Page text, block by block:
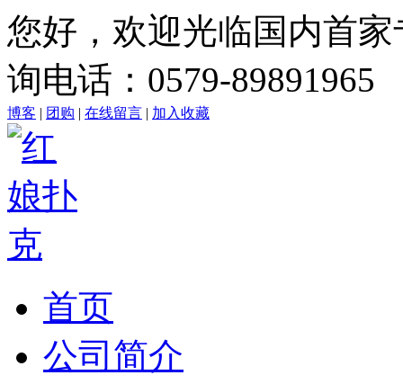
您好，欢迎光临国内首
询电话：0579-89891965
博客 | 团购 | 在线留言 | 加入收藏
首页
公司简介